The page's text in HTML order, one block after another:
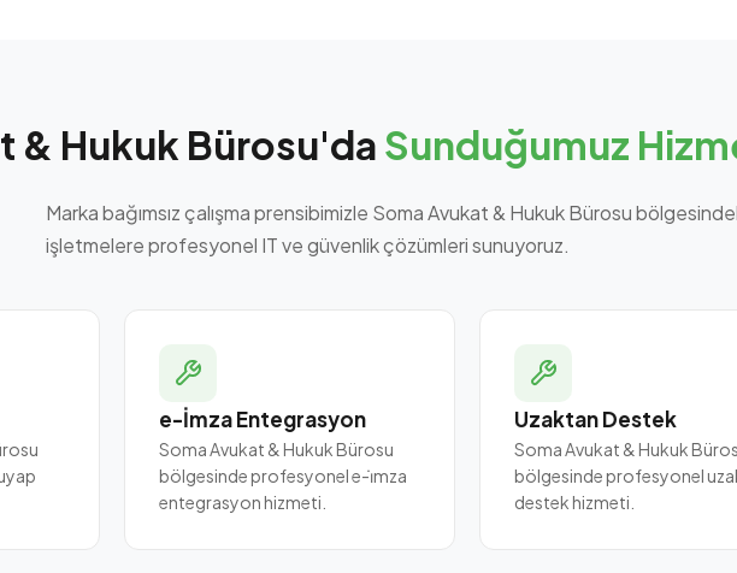
& Hukuk Bürosu'da Sunduğumuz
Marka bağımsız çalışma prensibimizle Soma Avukat & Hukuk Bürosu
işletmelere profesyonel IT ve güvenlik çözümleri sunuyoruz.
e-İmza Entegrasyon
Soma Avukat & Hukuk Bürosu
bölgesinde profesyonel e-i̇mza
entegrasyon hizmeti.
Uzaktan Destek
Soma Avukat & Hukuk
bölgesinde profesyonel
destek hizmeti.